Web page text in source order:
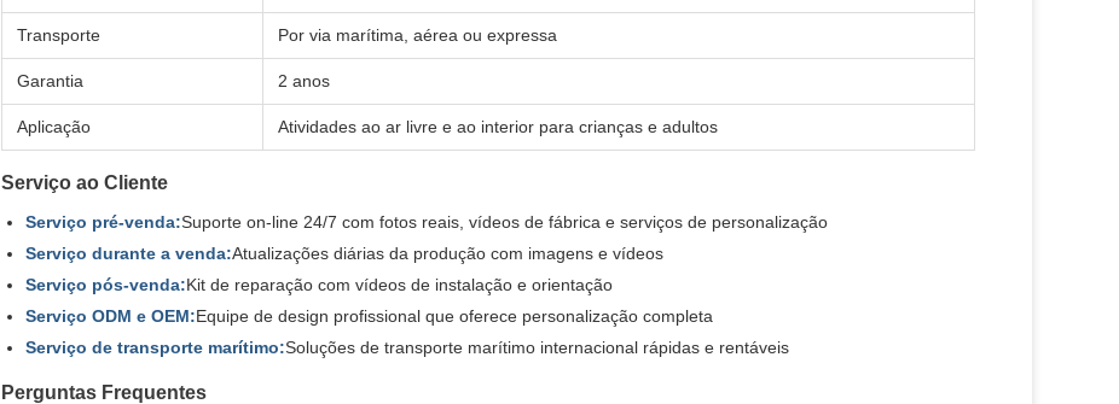
Transporte Por via marítima, aérea ou expressa
Garantia 2 anos
Aplicação Atividades ao ar livre e ao interior para crianças e adultos
Serviço ao Cliente
Serviço pré-venda:Suporte on-line 24/7 com fotos reais, vídeos de fábrica e serviços de personalização
Serviço durante a venda:Atualizações diárias da produção com imagens e vídeos
Serviço pós-venda:Kit de reparação com vídeos de instalação e orientação
Serviço ODM e OEM:Equipe de design profissional que oferece personalização completa
Serviço de transporte marítimo:Soluções de transporte marítimo internacional rápidas e rentáveis
Perguntas Frequentes